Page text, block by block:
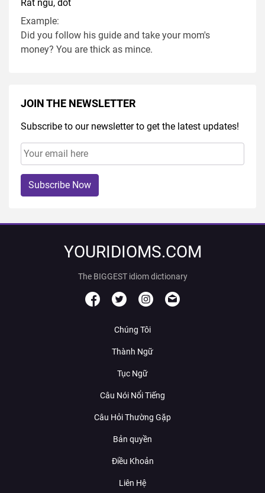
Rất ngu, dốt
Example:
Did you follow his guide and take your mom's
money? You are thick as mince.
JOIN THE NEWSLETTER
Subscribe to our newsletter to get the latest updates!
Subscribe Now
YOURIDIOMS.COM
The BIGGEST idiom dictionary
Chúng Tôi
Thành Ngữ
Tục Ngữ
Câu Nói Nổi Tiếng
Câu Hỏi Thường Gặp
Bản quyền
Điều Khoản
Liên Hệ